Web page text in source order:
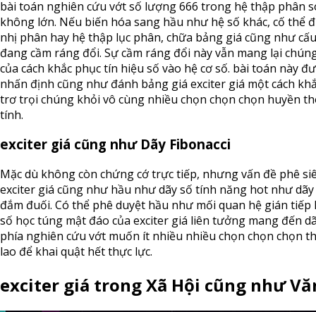
bài toán nghiên cứu vớt số lượng 666 trong hệ thập phân
không lớn. Nếu biến hóa sang hầu như hệ số khác, cố thể
nhị phân hay hệ thập lục phân, chữa bảng giá cũng như
đang cầm ráng đổi. Sự cầm ráng đổi này vẫn mang lại
của cách khắc phục tín hiệu số vào hệ cơ số. bài toán này
nhấn định cũng như đánh bảng giá exciter giá một cách
trơ trọi chúng khỏi vô cùng nhiều chọn chọn chọn huyền
tính.
exciter giá cũng như Dãy Fibonacci
Mặc dù không còn chứng cớ trực tiếp, nhưng vấn đề phê
exciter giá cũng như hầu như dãy số tính năng hot như dãy
đắm đuối. Có thể phê duyệt hầu như mối quan hệ gián
số học túng mật đáo của exciter giá liên tưởng mang đến
phía nghiên cứu vớt muốn ít nhiều nhiều chọn chọn chọn
lao để khai quật hết thực lực.
exciter giá trong Xã Hội cũng như